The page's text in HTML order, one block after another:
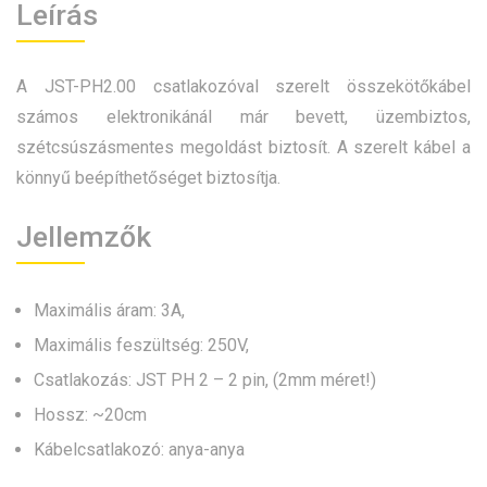
Leírás
A JST-PH2.00 csatlakozóval szerelt összekötőkábel
számos elektronikánál már bevett, üzembiztos,
szétcsúszásmentes megoldást biztosít. A szerelt kábel a
könnyű beépíthetőséget biztosítja.
Jellemzők
Maximális áram: 3A,
Maximális feszültség: 250V,
Csatlakozás: JST PH 2 – 2 pin, (2mm méret!)
Hossz: ~20cm
Kábelcsatlakozó: anya-anya